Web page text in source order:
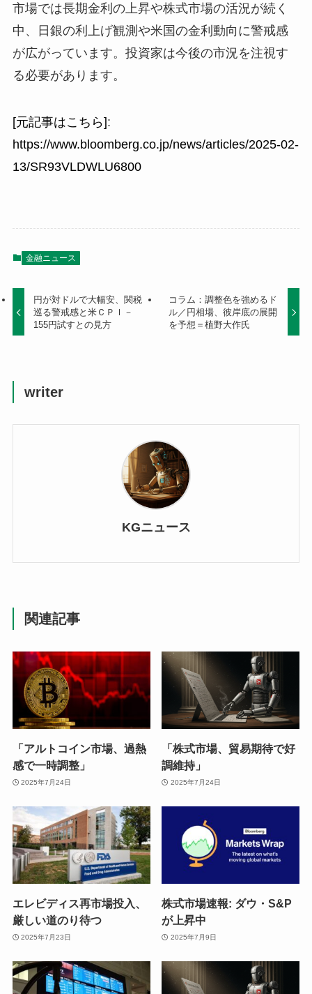
市場では長期金利の上昇や株式市場の活況が続く
中、日銀の利上げ観測や米国の金利動向に警戒感
が広がっています。投資家は今後の市況を注視す
る必要があります。
[元記事はこちら]:
https://www.bloomberg.co.jp/news/articles/2025-02-
13/SR93VLDWLU6800
金融ニュース
円が対ドルで大幅安、関税
巡る警戒感と米ＣＰＩ－
155円試すとの見方
コラム：調整色を強めるド
ル／円相場、彼岸底の展開
を予想＝植野大作氏
writer
KGニュース
関連記事
「アルトコイン市場、過熱
感で一時調整」
2025年7月24日
「株式市場、貿易期待で好
調維持」
2025年7月24日
エレビディス再市場投入、
厳しい道のり待つ
2025年7月23日
株式市場速報: ダウ・S&P
が上昇中
2025年7月9日